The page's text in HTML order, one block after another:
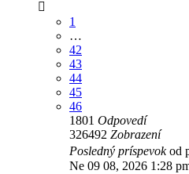
1
…
42
43
44
45
46
1801 Odpovedí
326492 Zobrazení
Posledný príspevokod
Ne 09 08, 2026 1:28